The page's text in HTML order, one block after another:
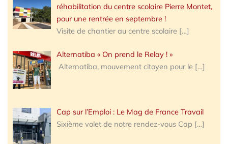
réhabilitation du centre scolaire Pierre Montet,
pour une rentrée en septembre !
Visite de chantier au centre scolaire […]
Alternatiba « On prend le Relay ! »
Alternatiba, mouvement citoyen pour le […]
Cap sur l’Emploi : Le Mag de France Travail
Sixième volet de notre rendez-vous Cap […]